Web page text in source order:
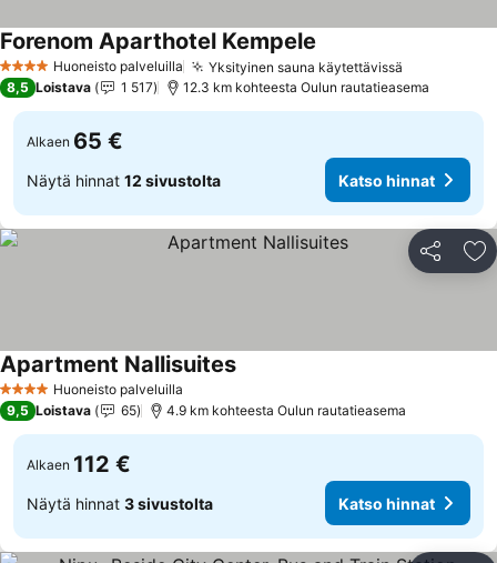
4 TähtiluokitusHuoneisto palveluilla Yksityinen sauna käytettävissä
Forenom Aparthotel Kempele
8,5 Loistava 1 517 12.3 km kohteesta Oulun rautatieasema
Alkaen 65 €
Näytä hinnat 12 sivustolta Katso hinnat
Jaa
4 TähtiluokitusHuoneisto palveluilla
Apartment NallisuitesKatso hinnat
9,5 Loistava 65 4.9 km kohteesta Oulun rautatieasema
Alkaen 112 €
Näytä hinnat 3 sivustolta Katso hinnat